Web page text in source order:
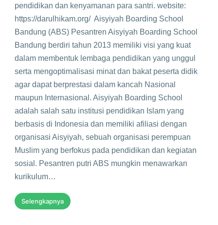
pendidikan dan kenyamanan para santri. website:
https://darulhikam.org/ Aisyiyah Boarding School
Bandung (ABS) Pesantren Aisyiyah Boarding School
Bandung berdiri tahun 2013 memiliki visi yang kuat
dalam membentuk lembaga pendidikan yang unggul
serta mengoptimalisasi minat dan bakat peserta didik
agar dapat berprestasi dalam kancah Nasional
maupun Internasional. Aisyiyah Boarding School
adalah salah satu institusi pendidikan Islam yang
berbasis di Indonesia dan memiliki afiliasi dengan
organisasi Aisyiyah, sebuah organisasi perempuan
Muslim yang berfokus pada pendidikan dan kegiatan
sosial. Pesantren putri ABS mungkin menawarkan
kurikulum…
Selengkapnya